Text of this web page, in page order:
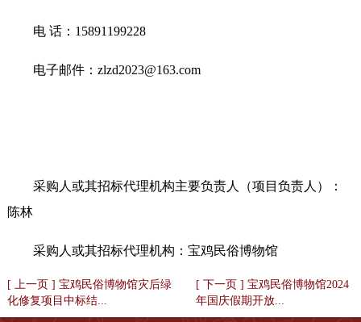
电 话：15891199228
电子邮件：zlzd2023@163.com
采购人或其招标代理机构主要负责人（项目负责人）：
陈林
采购人或其招标代理机构：宝鸡民俗博物馆
[ 上一页 ] 宝鸡民俗博物馆灾后绿
化修复项目中标结...
[ 下一页 ] 宝鸡民俗博物馆2024
年国庆假期开放...